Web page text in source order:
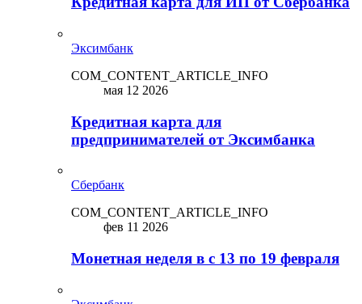
Эксимбанк
COM_CONTENT_ARTICLE_INFO
мая 12 2026
Кредитная карта для
предпринимателей от Эксимбанка
Сбербанк
COM_CONTENT_ARTICLE_INFO
фев 11 2026
Монетная неделя в с 13 по 19 февраля